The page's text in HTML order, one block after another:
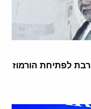
לפתיחת הורמוז